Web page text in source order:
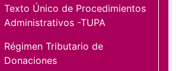
Texto Único de Procedimientos
Administrativos -TUPA
Régimen Tributario de
Donaciones